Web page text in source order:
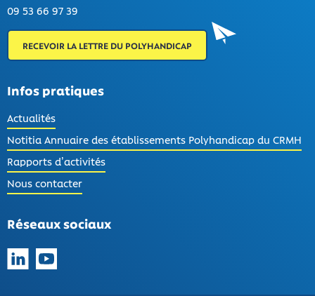
09 53 66 97 39
RECEVOIR LA LETTRE DU POLYHANDICAP
Infos pratiques
Actualités
Notitia Annuaire des établissements Polyhandicap du CRMH
Rapports d’activités
Nous contacter
Réseaux sociaux